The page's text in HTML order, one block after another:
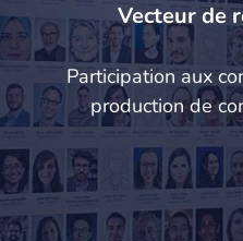
Vecteur de
Participation aux
production de